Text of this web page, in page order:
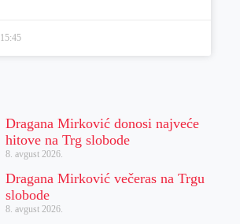
15:45
Dragana Mirković donosi najveće
hitove na Trg slobode
8. avgust 2026.
Dragana Mirković večeras na Trgu
slobode
8. avgust 2026.